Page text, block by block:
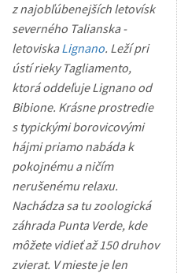
z najobľúbenejších letovísk
severného Talianska -
letoviskaLignano. Leží pri
ústí rieky Tagliamento,
ktorá oddeľuje Lignano od
Bibione. Krásne prostredie
s typickými borovicovými
hájmi priamo nabáda k
pokojnému a ničím
nerušenému relaxu.
Nachádza sa tu zoologická
záhrada Punta Verde, kde
môžete vidieť až 150 druhov
zvierat. V mieste je len